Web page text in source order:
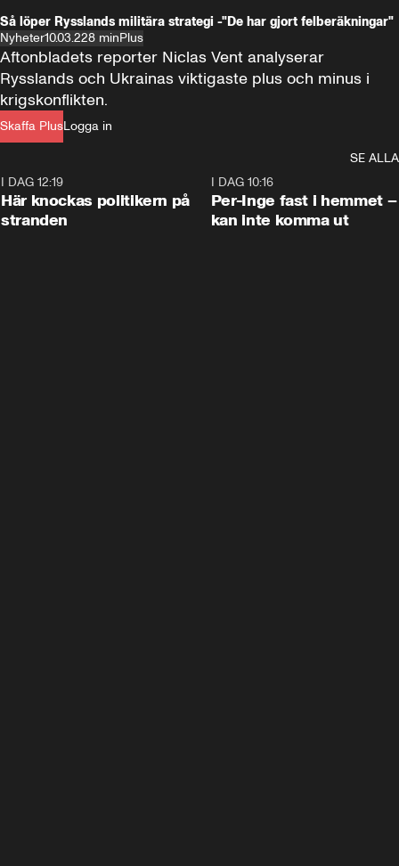
Så löper Rysslands militära strategi -"De har gjort felberäkningar"
Nyheter10.03.228 minPlus
Skaffa PlusLogga in
Aftonbladets reporter Niclas Vent analyserar
Rysslands och Ukrainas viktigaste plus och minus i
krigskonflikten.
SE ALLA
I DAG 12:19
Här knockas politikern på
stranden
I DAG 10:16
Per-Inge fast i hemmet –
kan inte komma ut